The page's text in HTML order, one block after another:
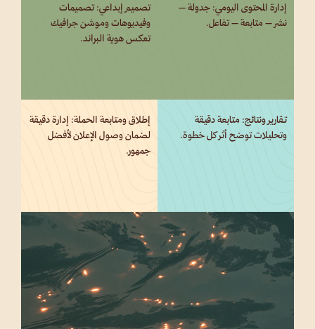
إدارة المحتوى اليومي: جدولة –
نشر – متابعة – تفاعل.
تصميم إبداعي: تصميمات
وفيديوهات وموشن جرافيك
تعكس هوية البراند.
تقارير ونتائج: متابعة دقيقة
وتحليلات توضح أثر كل خطوة.
إطلاق ومتابعة الحملة: إدارة دقيقة
لضمان وصول الإعلان لأفضل
جمهور.